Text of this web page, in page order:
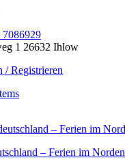
1 26632 Ihlow
/ Registrieren
– Ferien im Norden